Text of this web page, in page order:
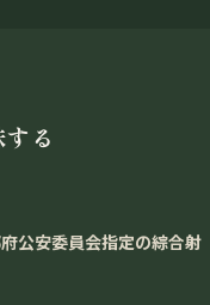
る
公安委員会指定の綜合射